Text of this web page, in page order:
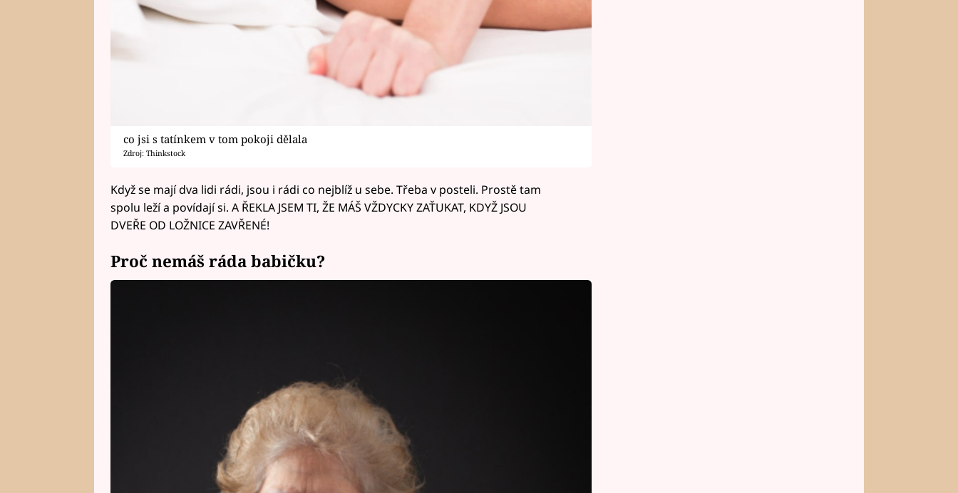
co jsi s tatínkem v tom pokoji dělala
Zdroj: Thinkstock
Když se mají dva lidi rádi, jsou i rádi co nejblíž u sebe. Třeba v posteli. Prostě tam
spolu leží a povídají si. A ŘEKLA JSEM TI, ŽE MÁŠ VŽDYCKY ZAŤUKAT, KDYŽ JSOU
DVEŘE OD LOŽNICE ZAVŘENÉ!
Proč nemáš ráda babičku?